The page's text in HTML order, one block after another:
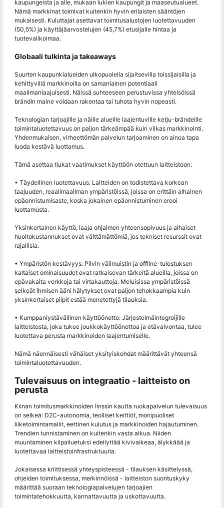
kaupungeista ja alle, mukaan lukien kaupungit ja maaseutualueet.
Nämä markkinat toimivat kuitenkin hyvin erilaisten sääntöjen
mukaisesti. Kuluttajat asettavat toimitusalustojen luotettavuuden
(50,5%) ja käyttäjäarvostelujen (45,7%) etusijalle hintaa ja
tuotevalikoimaa.
Globaali tulkinta ja takeaways
Suurten kaupunkialueiden ulkopuolella sijaitsevilla toissijaisilla ja
kehittyvillä markkinoilla on samanlainen potentiaali
maailmanlaajuisesti. Näissä suhteeseen perustuvissa yhteisöissä
brändin maine voidaan rakentaa tai tuhota hyvin nopeasti.
Teknologian tarjoajille ja näille alueille laajentuville ketju-brändeille
toimintaluotettavuus on paljon tärkeämpää kuin vilkas markkinointi.
Yhdenmukaisen, virheettömän palvelun tarjoaminen on ainoa tapa
luoda kestävä luottamus.
Tämä asettaa tiukat vaatimukset käyttöön otettuun laitteistoon:
• Täydellinen luotettavuus: Laitteiden on todistettava korkean
taajuuden, reaalimaailman ympäristöissä, joissa on erittäin alhainen
epäonnistumisaste, koska jokainen epäonnistuminen erooi
luottamusta.
Yksinkertainen käyttö, laaja ohjaimen yhteensopivuus ja alhaiset
huoltokustannukset ovat välttämättömiä, jos tekniset resurssit ovat
rajallisia.
• Ympäristön kestävyys: Pilvin välimuistin ja offline-tulostuksen
kaltaiset ominaisuudet ovat ratkaisevan tärkeitä alueilla, joissa on
epävakaita verkkoja tai virtakauttoja. Meluisissa ympäristöissä
selkeät ihmisen ääni hälytykset ovat paljon tehokkaampia kuin
yksinkertaiset piipit estää menetettyjä tilauksia.
• Kumppaniystävällinen käyttöönotto: Järjestelmäintegroijille
laitteistosta, joka tukee joukkokäyttöönottoa ja etävalvontaa, tulee
luotettava perusta markkinoiden laajentumiselle.
Nämä näennäisesti vähäiset yksityiskohdat määrittävät yhteensä
toimintaluotettavuuden.
Tulevaisuus on integraatio - laitteisto on
perusta
Kiinan toimitusmarkkinoiden linssin kautta ruokapalvelun tulevaisuus
on selkeä: D2C-autonomia, teolliset keittiöt, monipuoliset
liiketoimintamallit, eettinen kulutus ja markkinoiden hajautuminen.
Trendien tunnistaminen on kuitenkin vasta alkua. Niiden
muuntaminen kilpailuetuksi edellyttää kivivaikeaa, älykkäää ja
luotettavaa laitteistoinfrastruktuuria.
Jokaisessa kriittisessä yhteyspisteessä - tilauksen käsittelyssä,
ohjeiden toimituksessa, merkinnöissä - laitteiston suorituskyky
määrittää suoraan teknologiapalvelujen tarjoajien
toimintatehokkuutta, kannattavuutta ja uskottavuutta.